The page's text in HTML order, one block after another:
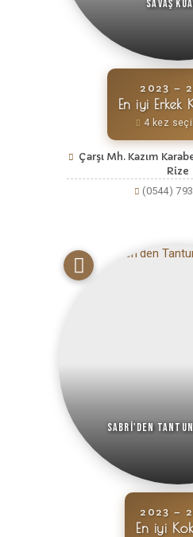
Savaş
2023 –
En iyi Erkek
4 kez
Çarşı Mh. Kazım
Rize
(0544)
Sabri'den
2023 –
En iyi